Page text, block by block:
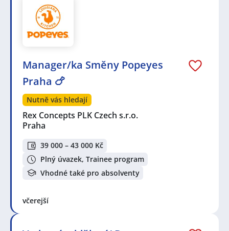
Manager/ka Směny Popeyes
Praha 🍗
Nutně vás hledají
Rex Concepts PLK Czech s.r.o.
Praha
39 000 – 43 000 Kč
Plný úvazek, Trainee program
Vhodné také pro absolventy
včerejší